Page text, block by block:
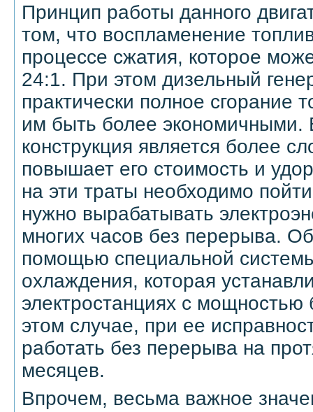
Принцип работы данного
том, что воспламенение
процессе сжатия, которое
24:1. При этом дизельный
практически полное сгорание
им быть более экономичными.
конструкция является более
повышает его стоимость и
на эти траты необходимо
нужно вырабатывать
многих часов без перерыва.
помощью специальной
охлаждения, которая
электростанциях с мощностью
этом случае, при ее
работать без перерыва на
месяцев.
Впрочем, весьма важное